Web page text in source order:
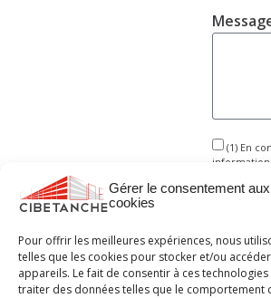
Gérer le consentement aux
cookies
Pour offrir les meilleures expériences, nous
telles que les cookies pour stocker et/ou
appareils. Le fait de consentir à ces
traiter des données telles que le comportement
(1) En
ou
seront
donner
dispose
données